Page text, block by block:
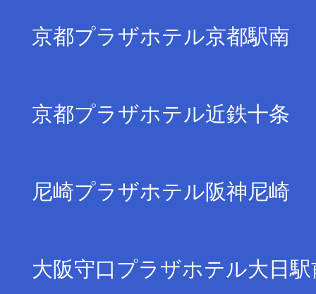
京都プラザホテル京都駅南
京都プラザホテル近鉄十条
尼崎プラザホテル阪神尼崎
大阪守口プラザホテル大日駅